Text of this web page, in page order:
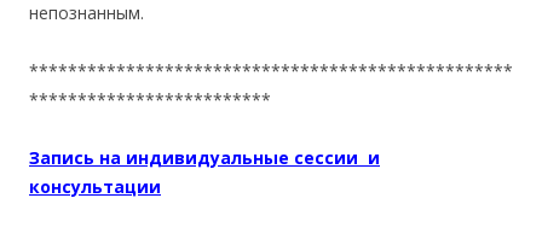
непознанным.
**************************************************
*************************
Запись на индивидуальные сессии и
консультации